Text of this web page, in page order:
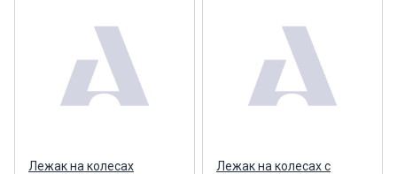
Лежак на колесах
Лежак на колесах с